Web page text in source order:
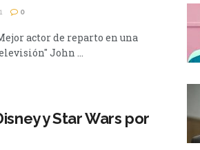
0
actor de reparto en una
John ...
y Star Wars por